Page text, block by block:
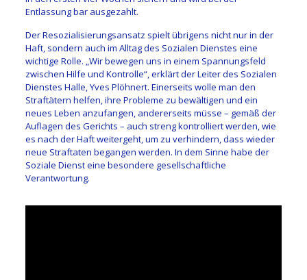
Entlassung bar ausgezahlt.
Der Resozialisierungsansatz spielt übrigens nicht nur in der
Haft, sondern auch im Alltag des Sozialen Dienstes eine
wichtige Rolle. „Wir bewegen uns in einem Spannungsfeld
zwischen Hilfe und Kontrolle“, erklärt der Leiter des Sozialen
Dienstes Halle, Yves Plöhnert. Einerseits wolle man den
Straftätern helfen, ihre Probleme zu bewältigen und ein
neues Leben anzufangen, andererseits müsse – gemäß der
Auflagen des Gerichts – auch streng kontrolliert werden, wie
es nach der Haft weitergeht, um zu verhindern, dass wieder
neue Straftaten begangen werden. In dem Sinne habe der
Soziale Dienst eine besondere gesellschaftliche
Verantwortung.